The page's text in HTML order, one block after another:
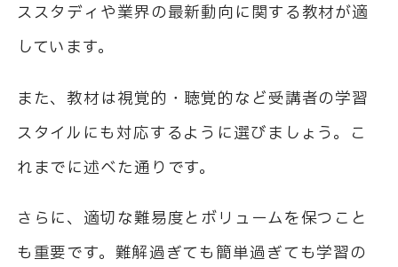
ススタディや業界の最新動向に関する教材が適
しています。
また、教材は視覚的・聴覚的など受講者の学習
スタイルにも対応するように選びましょう。こ
れまでに述べた通りです。
さらに、適切な難易度とボリュームを保つこと
も重要です。難解過ぎても簡単過ぎても学習の